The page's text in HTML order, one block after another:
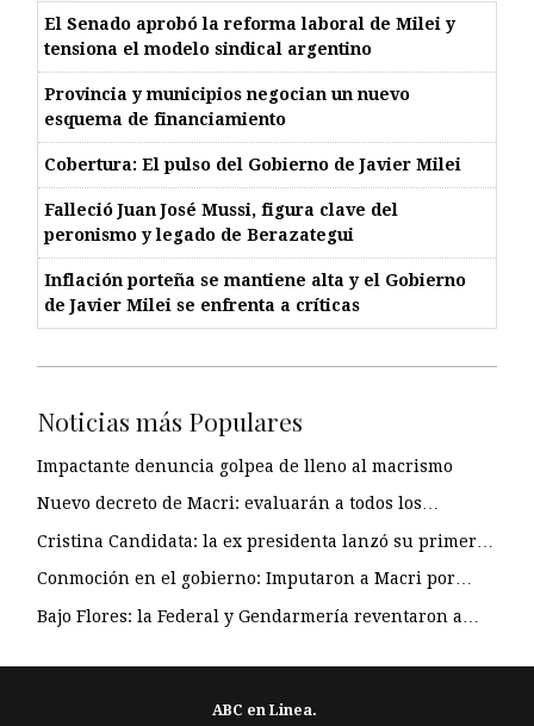
El Senado aprobó la reforma laboral de Milei y
tensiona el modelo sindical argentino
Provincia y municipios negocian un nuevo
esquema de financiamiento
Cobertura: El pulso del Gobierno de Javier Milei
Falleció Juan José Mussi, figura clave del
peronismo y legado de Berazategui
Inflación porteña se mantiene alta y el Gobierno
de Javier Milei se enfrenta a críticas
Noticias más Populares
Impactante denuncia golpea de lleno al macrismo
Nuevo decreto de Macri: evaluarán a todos los…
Cristina Candidata: la ex presidenta lanzó su primer…
Conmoción en el gobierno: Imputaron a Macri por…
Bajo Flores: la Federal y Gendarmería reventaron a…
ABC en Linea.